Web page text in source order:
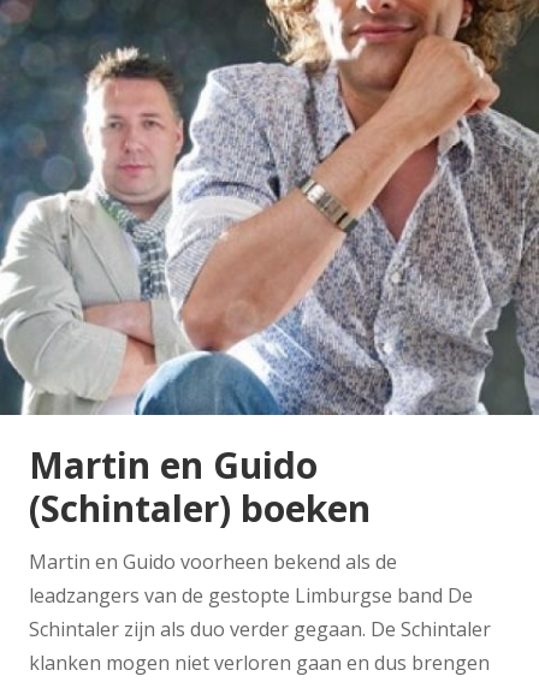
Martin en Guido
(Schintaler) boeken
Martin en Guido voorheen bekend als de
leadzangers van de gestopte Limburgse band De
Schintaler zijn als duo verder gegaan. De Schintaler
klanken mogen niet verloren gaan en dus brengen